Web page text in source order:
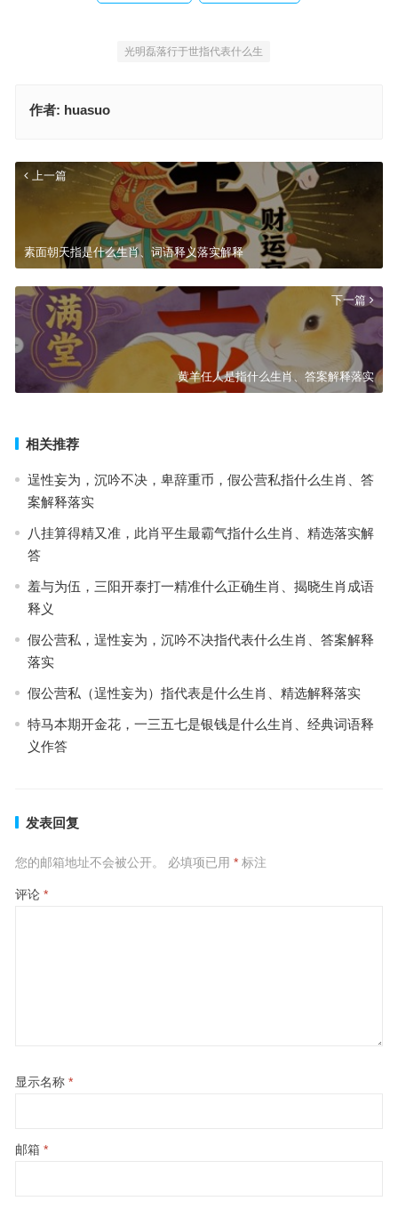
光明磊落行于世指代表什么生
作者: huasuo
上一篇
素面朝天指是什么生肖、词语释义落实解释
下一篇
黄羊任人是指什么生肖、答案解释落实
相关推荐
逞性妄为，沉吟不决，卑辞重币，假公营私指什么生肖、答
案解释落实
八挂算得精又准，此肖平生最霸气指什么生肖、精选落实解
答
羞与为伍，三阳开泰打一精准什么正确生肖、揭晓生肖成语
释义
假公营私，逞性妄为，沉吟不决指代表什么生肖、答案解释
落实
假公营私（逞性妄为）指代表是什么生肖、精选解释落实
特马本期开金花，一三五七是银钱是什么生肖、经典词语释
义作答
发表回复
您的邮箱地址不会被公开。 必填项已用 *标注
评论 *
显示名称 *
邮箱 *